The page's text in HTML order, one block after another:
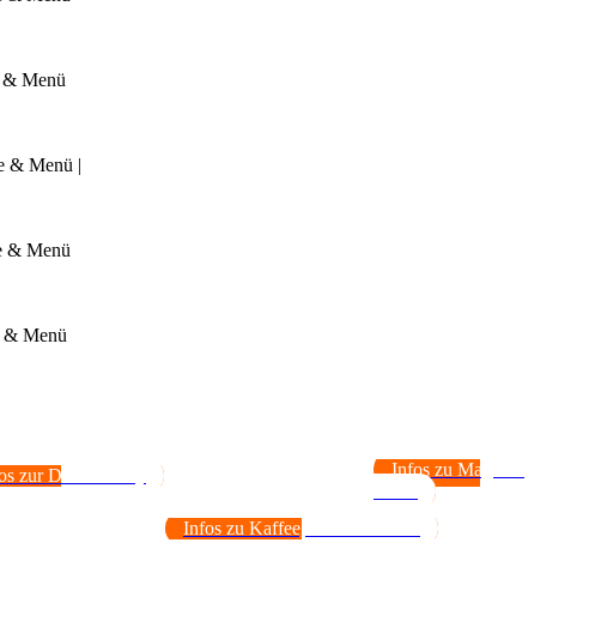
& Menü
& Menü |
& Menü
& Menü
zur Dinner-Party
Infos zu Magie &
Infos zu Kaffee, Tricks & Keks